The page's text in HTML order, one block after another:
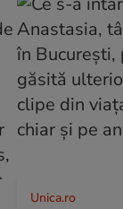
Unica.ro